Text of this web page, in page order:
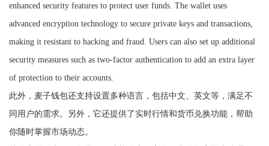
enhanced security features to protect user funds. The wallet uses
advanced encryption technology to secure private keys and transactions,
making it resistant to hacking and fraud. Users can also set up additional
security measures such as two-factor authentication to add an extra layer
of protection to their accounts.
此外，麦子钱包还支持设置多种语言，包括中文、英文等，满足不
同用户的需求。另外，它还提供了实时行情和货币兑换功能，帮助
你随时掌握市场动态。